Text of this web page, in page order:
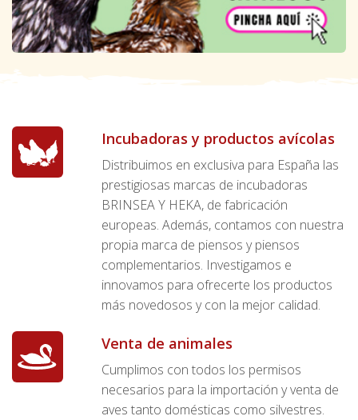
Incubadoras y productos avícolas
Distribuimos en exclusiva para España las
prestigiosas marcas de incubadoras
BRINSEA Y HEKA, de fabricación
europeas. Además, contamos con nuestra
propia marca de piensos y piensos
complementarios. Investigamos e
innovamos para ofrecerte los productos
más novedosos y con la mejor calidad.
Venta de animales
Cumplimos con todos los permisos
necesarios para la importación y venta de
aves tanto domésticas como silvestres.